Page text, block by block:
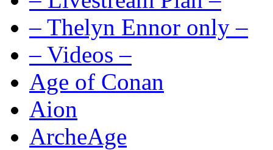
– Thelyn Ennor only –
– Videos –
Age of Conan
Aion
ArcheAge